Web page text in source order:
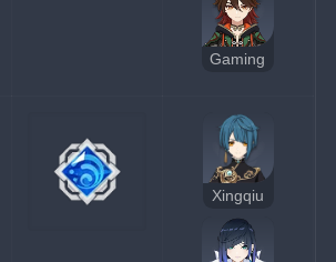
Gaming
Xingqiu